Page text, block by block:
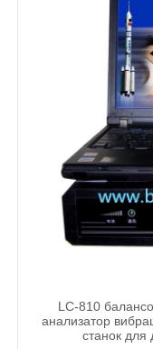
Инструменты
Детали дизельного
Сканер
Балансировочная
Другой
Машина для
Расточной
LC-810
анализатор
станок для